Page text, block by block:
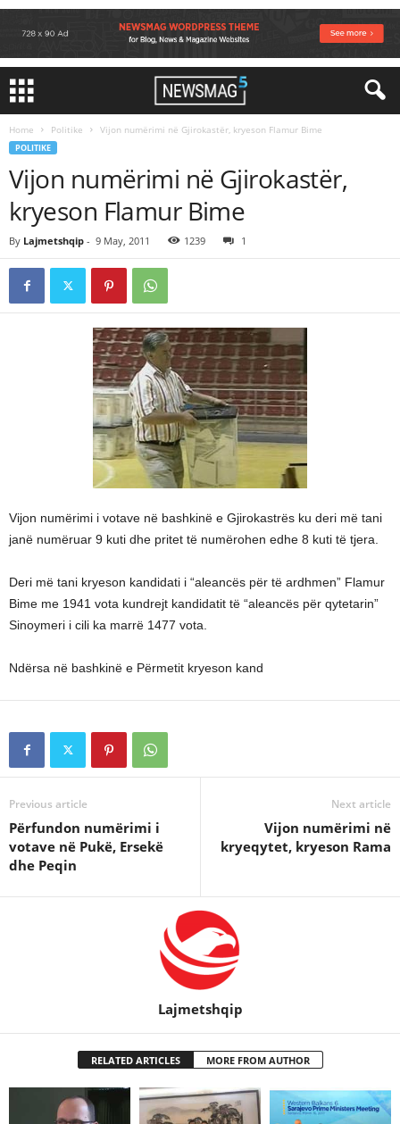
Home Politike Vijon numërimi në Gjirokastër, kryeson Flamur Bime
POLITIKE
Vijon numërimi në Gjirokastër,
kryeson Flamur Bime
By Lajmetshqip - 9 May, 2011 1239 1
Vijon numërimi i votave në bashkinë e Gjirokastrës ku deri më tani
janë numëruar 9 kuti dhe pritet të numërohen edhe 8 kuti të tjera.
Deri më tani kryeson kandidati i “aleancës për të ardhmen” Flamur
Bime me 1941 vota kundrejt kandidatit të “aleancës për qytetarin”
Sinoymeri i cili ka marrë 1477 vota.
Ndërsa në bashkinë e Përmetit kryeson kand
Previous article
Përfundon numërimi i
votave në Pukë, Ersekë
dhe Peqin
Next article
Vijon numërimi në
kryeqytet, kryeson Rama
Lajmetshqip
RELATED ARTICLES MORE FROM AUTHOR